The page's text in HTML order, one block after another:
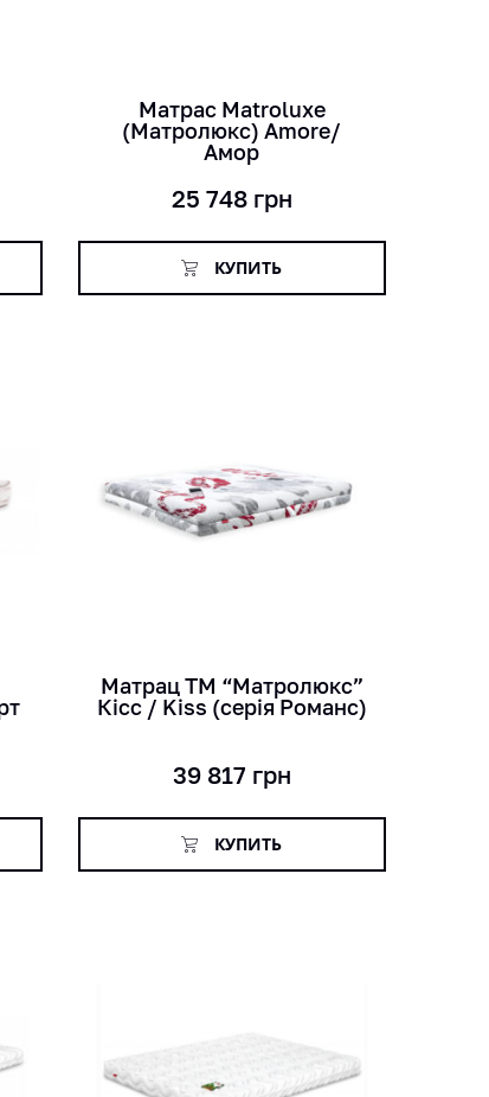
Матраc Matroluxe
(Матролюкс) Amore/
Амор
25 748грн
КУПИТЬ
Матрац ТМ “Матролюкс”
Кісс / Kiss (серія Романс)
39 817 грн
КУПИТЬ